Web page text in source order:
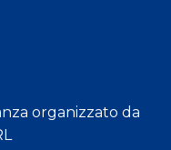
organizzato da